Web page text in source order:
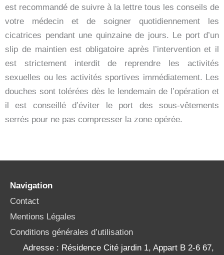
est recommandé de suivre à la lettre tous les conseils de
votre médecin et de soigner quotidiennement les
cicatrices pendant une quinzaine de jours. Le port d’un
slip de maintien est obligatoire après l’intervention et il
est strictement interdit de reprendre les activités
sexuelles ou les activités sportives immédiatement. Les
douches sont tolérées dès le lendemain de l’opération et
il est conseillé d’éviter le port des sous-vêtements
serrés pour ne pas compresser la zone opérée.
Navigation
Contact
Mentions Légales
Conditions générales d’utilisation
Adresse : Résidence Cité jardin 1, Appart B 2-6 67,